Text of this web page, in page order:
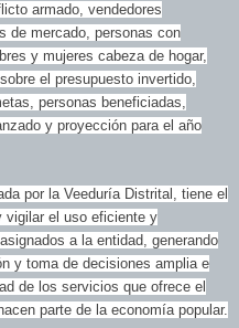
armado, vendedores
de mercado, personas con
y mujeres cabeza de hogar,
el presupuesto invertido,
personas beneficiadas,
y proyección para el año
por la Veeduría Distrital, tiene el
vigilar el uso eficiente y
a la entidad, generando
y toma de decisiones amplia e
de los servicios que ofrece el
parte de la economía popular.